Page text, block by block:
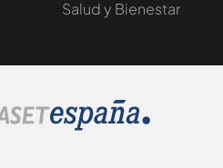
Salud y Bienestar